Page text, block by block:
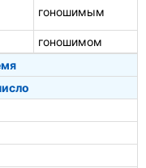
гоношимым
гоношимом